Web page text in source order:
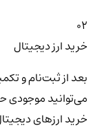
02
خرید ارز دیجیتال
بعد از ثبت‌نام و
می‌توانید موجودی
خرید ارزهای